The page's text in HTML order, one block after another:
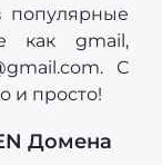
популярные
как gmail,
. С
и просто!
Домена